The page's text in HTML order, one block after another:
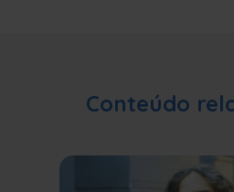
Conteúdo